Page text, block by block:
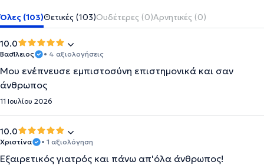
Όλες (103)Θετικές (103)Ουδέτερες (0)Αρνητικές (0)
10.0
ΒασΊλειος • 4 αξιολογήσεις
Μου ενέπνευσε εμπιστοσύνη επιστημονικά και σαν
άνθρωπος
11 Ιουλίου 2026
10.0
Χριστίνα • 1 αξιολόγηση
Εξαιρετικός γιατρός και πάνω απ'όλα άνθρωπος!